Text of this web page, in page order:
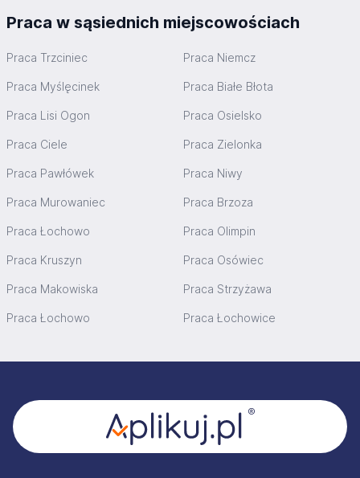
Praca w sąsiednich miejscowościach
Praca Trzciniec Praca Niemcz
Praca Myślęcinek Praca Białe Błota
Praca Lisi Ogon Praca Osielsko
Praca Ciele Praca Zielonka
Praca Pawłówek Praca Niwy
Praca Murowaniec Praca Brzoza
Praca Łochowo Praca Olimpin
Praca Kruszyn Praca Osówiec
Praca Makowiska Praca Strzyżawa
Praca Łochowo Praca Łochowice